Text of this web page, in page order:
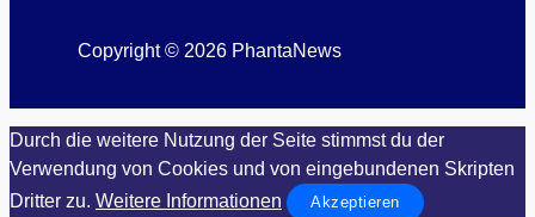
Copyright © 2026 PhantaNews
Durch die weitere Nutzung der Seite stimmst du der
Verwendung von Cookies und von eingebundenen Skripten
Dritter zu. Weitere Informationen Akzeptieren